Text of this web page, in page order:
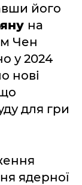
його
на
Чен
у 2024
нові
для гри
ядерної